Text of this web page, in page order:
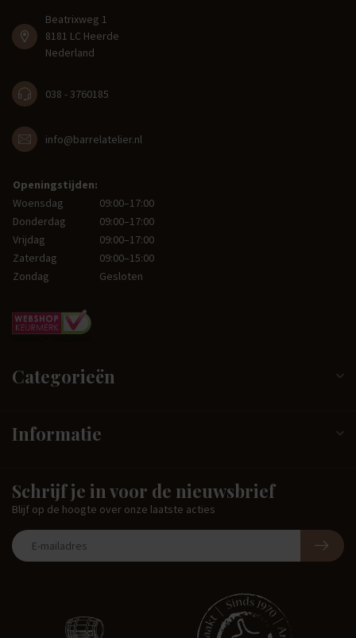
Beatrixweg 1
8181 LC Heerde
Nederland
038 - 3760185
info@barrelatelier.nl
Openingstijden:
Woensdag
09:00–17:00
Donderdag
09:00–17:00
Vrijdag
09:00–17:00
Zaterdag
09:00–15:00
Zondag
Gesloten
Categorieën
Informatie
Schrijf je in voor de nieuwsbrief
Blijf op de hoogte over onze laatste acties